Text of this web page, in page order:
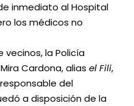
inmediato al Hospital
los médicos no
vecinos, la Policía
Cardona, alias el Fili,
del
a disposición de la